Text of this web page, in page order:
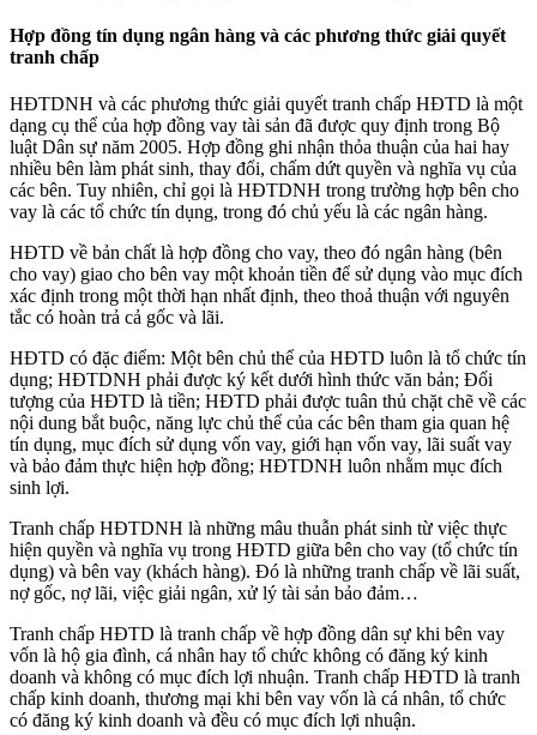
Hợp đồng tín dụng ngân hàng và các phương thức giải quyết
tranh chấp
HĐTDNH và các phương thức giải quyết tranh chấp HĐTD là một
dạng cụ thể của hợp đồng vay tài sản đã được quy định trong Bộ
luật Dân sự năm 2005. Hợp đồng ghi nhận thỏa thuận của hai hay
nhiều bên làm phát sinh, thay đổi, chấm dứt quyền và nghĩa vụ của
các bên. Tuy nhiên, chỉ gọi là HĐTDNH trong trường hợp bên cho
vay là các tổ chức tín dụng, trong đó chủ yếu là các ngân hàng.
HĐTD về bản chất là hợp đồng cho vay, theo đó ngân hàng (bên
cho vay) giao cho bên vay một khoản tiền để sử dụng vào mục đích
xác định trong một thời hạn nhất định, theo thoả thuận với nguyên
tắc có hoàn trả cả gốc và lãi.
HĐTD có đặc điểm: Một bên chủ thể của HĐTD luôn là tổ chức tín
dụng; HĐTDNH phải được ký kết dưới hình thức văn bản; Đối
tượng của HĐTD là tiền; HĐTD phải được tuân thủ chặt chẽ về các
nội dung bắt buộc, năng lực chủ thể của các bên tham gia quan hệ
tín dụng, mục đích sử dụng vốn vay, giới hạn vốn vay, lãi suất vay
và bảo đảm thực hiện hợp đồng; HĐTDNH luôn nhằm mục đích
sinh lợi.
Tranh chấp HĐTDNH là những mâu thuẫn phát sinh từ việc thực
hiện quyền và nghĩa vụ trong HĐTD giữa bên cho vay (tổ chức tín
dụng) và bên vay (khách hàng). Đó là những tranh chấp về lãi suất,
nợ gốc, nợ lãi, việc giải ngân, xử lý tài sản bảo đảm…
Tranh chấp HĐTD là tranh chấp về hợp đồng dân sự khi bên vay
vốn là hộ gia đình, cá nhân hay tổ chức không có đăng ký kinh
doanh và không có mục đích lợi nhuận. Tranh chấp HĐTD là tranh
chấp kinh doanh, thương mại khi bên vay vốn là cá nhân, tổ chức
có đăng ký kinh doanh và đều có mục đích lợi nhuận.